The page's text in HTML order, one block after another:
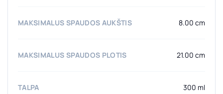
MAKSIMALUS SPAUDOS AUKŠTIS 8.00 cm
MAKSIMALUS SPAUDOS PLOTIS 21.00 cm
TALPA 300 ml